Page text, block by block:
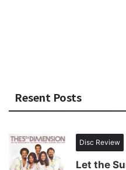
Resent Posts
Disc Review
Let the